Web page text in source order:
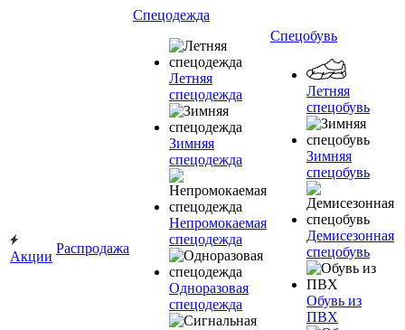
Акции
Распродажа
Спецодежда
Летняя
спецодежда
Зимняя
спецодежда
Непромокаемая
спецодежда
Одноразовая
спецодежда
Спецобувь
Летняя
спецобувь
Зимняя
спецобувь
Демисезонная
спецобувь
Обувь из
ПВХ